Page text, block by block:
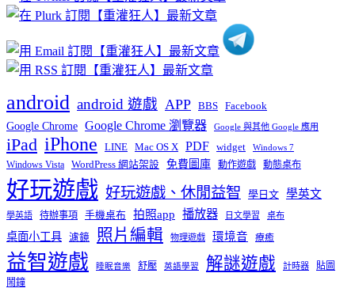
類
android android 遊戲 APP BBS Facebook
Google Chrome Google Chrome 瀏覽器 Google 與其他 Google 應用
iPad iPhone LINE Mac OS X PDF widget Windows 7
Windows Vista WordPress 網站架設 免費圖庫 動作遊戲 動態桌布
好玩遊戲 好玩遊戲、休閒益智 學日文 學英文
學英語 待辦事項 手機桌布 拍照app 播放器 日文學習 桌布
桌面小工具 濾鏡 照片編輯 物理遊戲 環境音 療癒
益智遊戲 睡眠音樂 舒壓 英語學習 解謎遊戲 計時器
貼圖
鬧鐘